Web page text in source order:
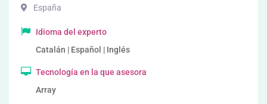
España
Idioma del experto
Catalán | Español | Inglés
Tecnología en la que asesora
Array